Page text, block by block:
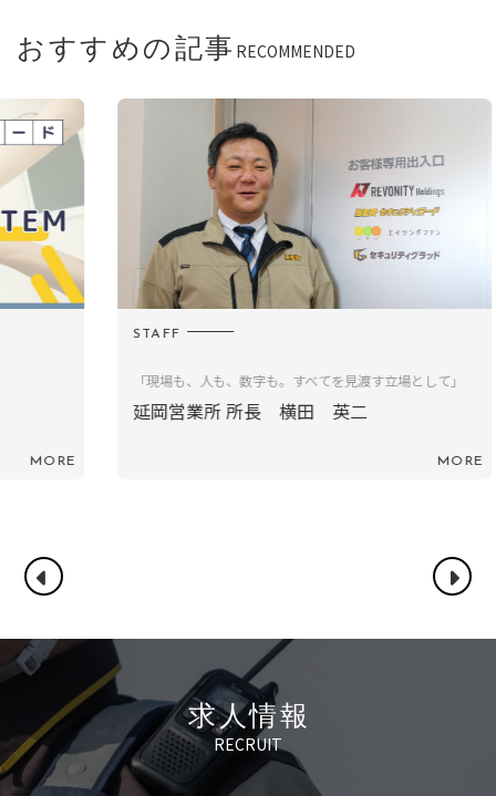
おすすめの記事 RECOMMENDED
「現場も、人も、数字も。すべてを見渡す立場として」
延岡営業所 所長 横田 英二
求人情報
RECRUIT